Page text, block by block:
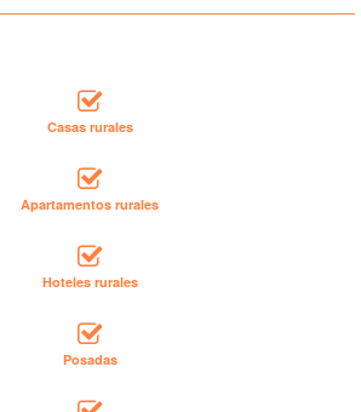
Casas rurales
Apartamentos rurales
Hoteles rurales
Posadas